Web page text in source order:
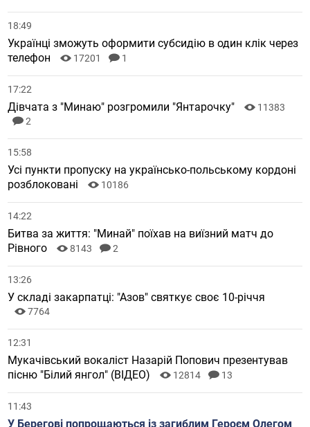
18:49
Українці зможуть оформити субсидію в один клік через
телефон
17201 1
17:22
Дівчата з "Минаю" розгромили "Янтарочку"
11383
2
15:58
Усі пункти пропуску на українсько-польському кордоні
розблоковані
10186
14:22
Битва за життя: "Минай" поїхав на виїзний матч до
Рівного
8143 2
13:26
У складі закарпатці: "Азов" святкує своє 10-річчя
7764
12:31
Мукачівський вокаліст Назарій Попович презентував
пісню "Білий янгол" (ВІДЕО)
12814 13
11:43
У Берегові попрощаються із загиблим Героєм Олегом